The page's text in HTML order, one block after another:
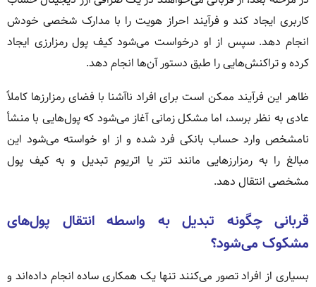
کاربری ایجاد کند و فرآیند احراز هویت را با مدارک شخصی خودش
انجام دهد. سپس از او درخواست می‌شود کیف پول رمزارزی ایجاد
کرده و تراکنش‌هایی را طبق دستور آن‌ها انجام دهد.
ظاهر این فرآیند ممکن است برای افراد ناآشنا با فضای رمزارزها کاملاً
عادی به نظر برسد، اما مشکل زمانی آغاز می‌شود که پول‌هایی با منشأ
نامشخص وارد حساب بانکی فرد شده و از او خواسته می‌شود این
مبالغ را به رمزارزهایی مانند تتر یا اتریوم تبدیل و به کیف پول
مشخصی انتقال دهد.
قربانی چگونه تبدیل به واسطه انتقال پول‌های
مشکوک می‌شود؟
بسیاری از افراد تصور می‌کنند تنها یک همکاری ساده انجام داده‌اند و